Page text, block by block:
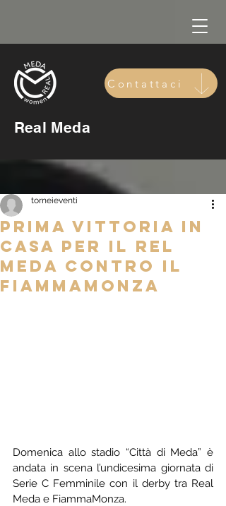
Contattaci
Real Meda
PRIMA VITTORIA IN
CASA PER IL REL
MEDA CONTRO IL
FIAMMAMONZA
torneieventi
Domenica allo stadio “Città di Meda” è
andata in scena l’undicesima giornata di
Serie C Femminile con il derby tra Real
Meda e FiammaMonza.